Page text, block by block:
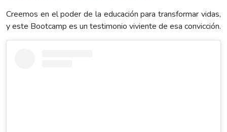
Creemos en el poder de la educación para transformar vidas,
y este Bootcamp es un testimonio viviente de esa convicción.